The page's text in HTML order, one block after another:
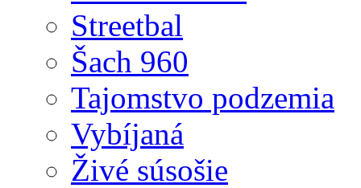
Streetbal
Šach 960
Tajomstvo podzemia
Vybíjaná
Živé súsošie